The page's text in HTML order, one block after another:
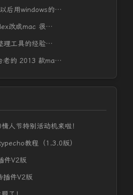
后用windows的…
改成mac 很…
理工具的经验…
老的 2013 款ma…
人节特别活动机来啦！
教程（1.3.0版）
件V2版
插件V2版